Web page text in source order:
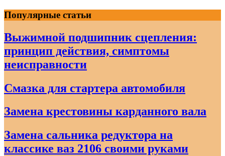
Skip
to
content
Популярные статьи
Выжимной подшипник сцепления:
принцип действия, симптомы
неисправности
Смазка для стартера автомобиля
Замена крестовины карданного вала
Замена сальника редуктора на
классике ваз 2106 своими руками